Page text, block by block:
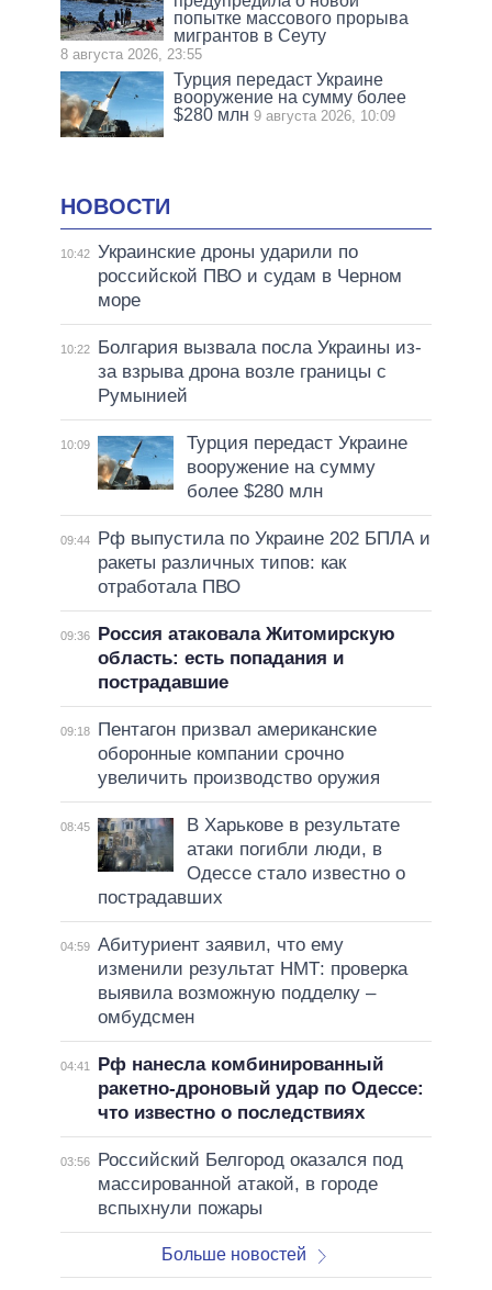
попытке массового прорыва
мигрантов в Сеуту
8 августа 2026, 23:55
Турция передаст Украине
вооружение на сумму более
$280 млн 9 августа 2026, 10:09
НОВОСТИ
10:42 Украинские дроны ударили по
российской ПВО и судам в Черном
море
10:22
Болгария вызвала посла Украины из-
за взрыва дрона возле границы с
Румынией
10:09
Турция передаст Украине
вооружение на сумму
более $280 млн
09:44
Рф выпустила по Украине 202 БПЛА и
ракеты различных типов: как
отработала ПВО
09:36
Россия атаковала Житомирскую
область: есть попадания и
пострадавшие
09:18
Пентагон призвал американские
оборонные компании срочно
увеличить производство оружия
08:45
В Харькове в результате
атаки погибли люди, в
Одессе стало известно о
пострадавших
04:59 Абитуриент заявил, что ему
изменили результат НМТ: проверка
выявила возможную подделку –
омбудсмен
04:41
Рф нанесла комбинированный
ракетно-дроновый удар по Одессе:
что известно о последствиях
03:56
Российский Белгород оказался под
массированной атакой, в городе
вспыхнули пожары
Больше новостей